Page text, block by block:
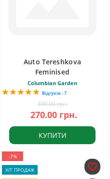
Auto Tereshkova
Feminised
Columbian Garden
Відгуків - 7
300.00 грн.
270.00 грн.
КУПИТИ
-7%
ХІТ ПРОДАЖ